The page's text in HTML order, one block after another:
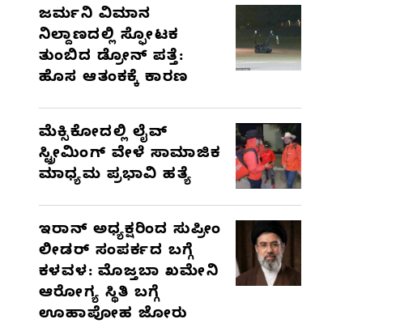
ಜರ್ಮನಿ ವಿಮಾನ
ನಿಲ್ದಾಣದಲ್ಲಿ ಸ್ಫೋಟಕ
ತುಂಬಿದ ಡ್ರೋನ್ ಪತ್ತೆ:
ಹೊಸ ಆತಂಕಕ್ಕೆ ಕಾರಣ
ಮೆಕ್ಸಿಕೋದಲ್ಲಿ ಲೈವ್
ಸ್ಟ್ರೀಮಿಂಗ್ ವೇಳೆ ಸಾಮಾಜಿಕ
ಮಾಧ್ಯಮ ಪ್ರಭಾವಿ ಹತ್ಯೆ
ಇರಾನ್ ಅಧ್ಯಕ್ಷರಿಂದ ಸುಪ್ರೀಂ
ಲೀಡರ್ ಸಂಪರ್ಕದ ಬಗ್ಗೆ
ಕಳವಳ: ಮೊಜ್ತಬಾ ಖಮೇನಿ
ಆರೋಗ್ಯ ಸ್ಥಿತಿ ಬಗ್ಗೆ
ಊಹಾಪೋಹ ಜೋರು